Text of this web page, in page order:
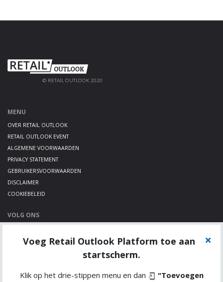
© RETAIL OUTLOOK 2020
MENU
OVER RETAIL OUTLOOK
RETAIL OUTLOOK EVENT
ALGEMENE VOORWAARDEN
PRIVACY STATEMENT
GEBRUIKERSVOORWAARDEN
DISCLAIMER
COOKIEBELEID
VOLG ONS
TWITTER
Voeg Retail Outlook Platform toe aan
startscherm.
Klik op het drie-stippen menu en dan
"Toevoegen